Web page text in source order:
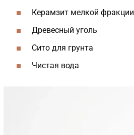
Керамзит мелкой фракции
Древесный уголь
Сито для грунта
Чистая вода